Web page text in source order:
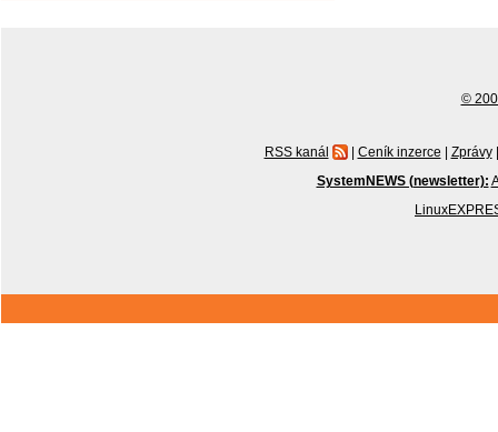
©
RSS kanál | Ceník inzerce | Zprávy |
SystemNEWS (newsletter):